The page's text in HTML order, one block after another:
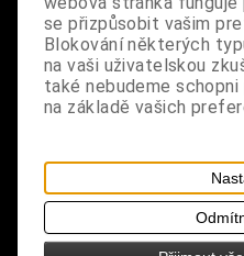
S výrobkem se také
se přizpůsobit vašim
Blokování některých
na vaši uživatelskou
také nebudeme
na základě vašich